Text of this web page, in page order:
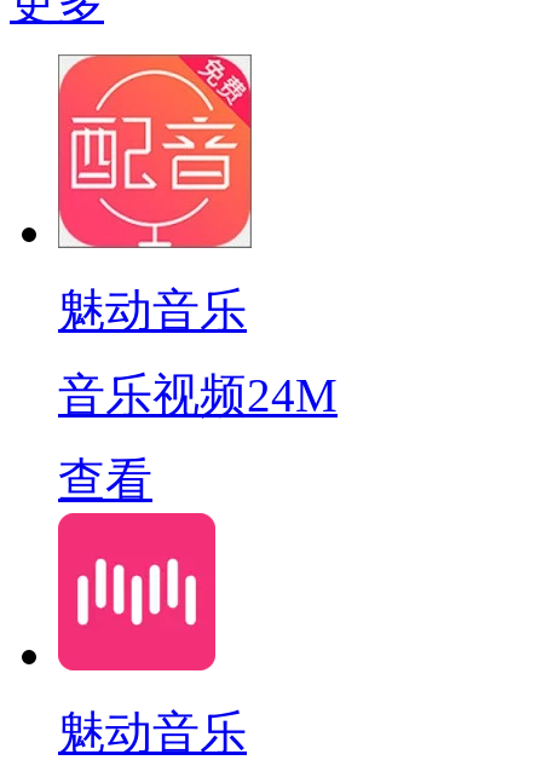
魅动音乐
音乐视频24M
查看
魅动音乐